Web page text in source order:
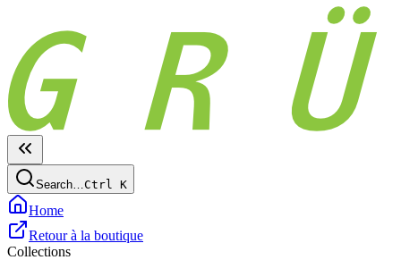
Search…Ctrl K
Home
Retour à la boutique
Collections